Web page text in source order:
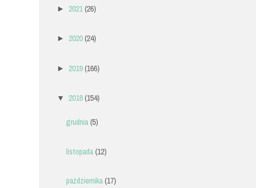
► 2021 (26)
► 2020 (24)
► 2019 (166)
▼ 2018 (154)
grudnia(5)
listopada(12)
października(17)